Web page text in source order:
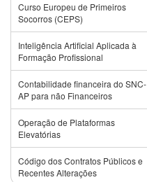
Curso Europeu de Primeiros
Socorros (CEPS)
Inteligência Artificial Aplicada à
Formação Profissional
Contabilidade financeira do SNC-
AP para não Financeiros
Operação de Plataformas
Elevatórias
Código dos Contratos Públicos e
Recentes Alterações